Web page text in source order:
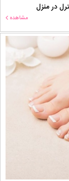
در منزل
مشاهده